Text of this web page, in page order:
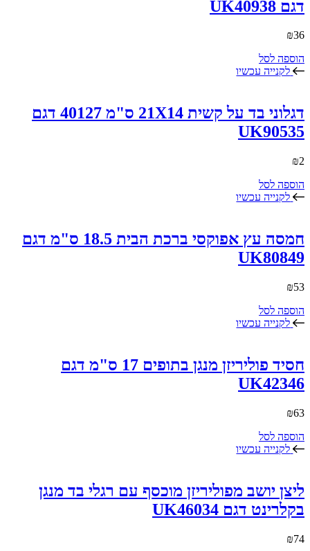
דגם UK40938
₪36
הוספה לסל
לקנייה עכשיו
דגלוני בד על קשית 21X14 ס"מ 40127 דגם
UK90535
₪2
הוספה לסל
לקנייה עכשיו
חמסה עץ אפוקסי ברכת הבית 18.5 ס"מ דגם
UK80849
₪53
הוספה לסל
לקנייה עכשיו
חסיד פוליריזן מנגן בתופים 17 ס"מ דגם
UK42346
₪63
הוספה לסל
לקנייה עכשיו
ליצן יושב מפוליריזן מוכסף עם רגלי בד מנגן
בקלרינט דגם UK46034
₪74